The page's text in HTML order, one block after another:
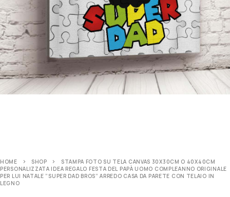
HOME SHOP
STAMPA FOTO SU TELA CANVAS 30X30CM O 40X40CM
PERSONALIZZATA IDEA REGALO FESTA DEL PAPÀ UOMO COMPLEANNO ORIGINALE
PER LUI NATALE ”SUPER DAD BROS” ARREDO CASA DA PARETE CON TELAIO IN
LEGNO